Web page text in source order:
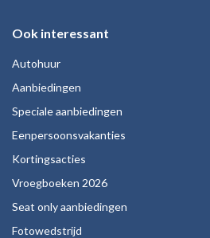
Ook interessant
Autohuur
Aanbiedingen
Speciale aanbiedingen
Eenpersoonsvakanties
Kortingsacties
Vroegboeken 2026
Seat only aanbiedingen
Fotowedstrijd